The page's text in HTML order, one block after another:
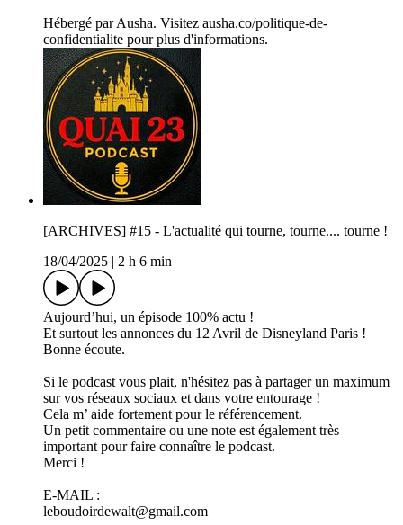
Hébergé par Ausha. Visitez ausha.co/politique-de-
confidentialite pour plus d'informations.
[ARCHIVES] #15 - L'actualité qui tourne, tourne.... tourne !
18/04/2025
2 h 6 min
Aujourd’hui, un épisode 100% actu !
Et surtout les annonces du 12 Avril de Disneyland Paris !
Bonne écoute.
Si le podcast vous plait, n'hésitez pas à partager un maximum
sur vos réseaux sociaux et dans votre entourage !
Cela m’ aide fortement pour le référencement.
Un petit commentaire ou une note est également très
important pour faire connaître le podcast.
Merci !
E-MAIL :
leboudoirdewalt@gmail.com